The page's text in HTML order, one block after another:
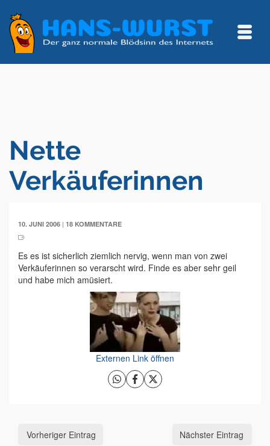
Nette
Verkäuferinnen
10. JUNI 2006 | 18 KOMMENTARE
Es es ist sicherlich ziemlich nervig, wenn man von zwei
Verkäuferinnen so verarscht wird. Finde es aber sehr geil
und habe mich amüsiert.
Externen Link öffnen
Vorheriger Eintrag Nächster Eintrag